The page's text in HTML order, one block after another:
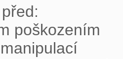
poškozením